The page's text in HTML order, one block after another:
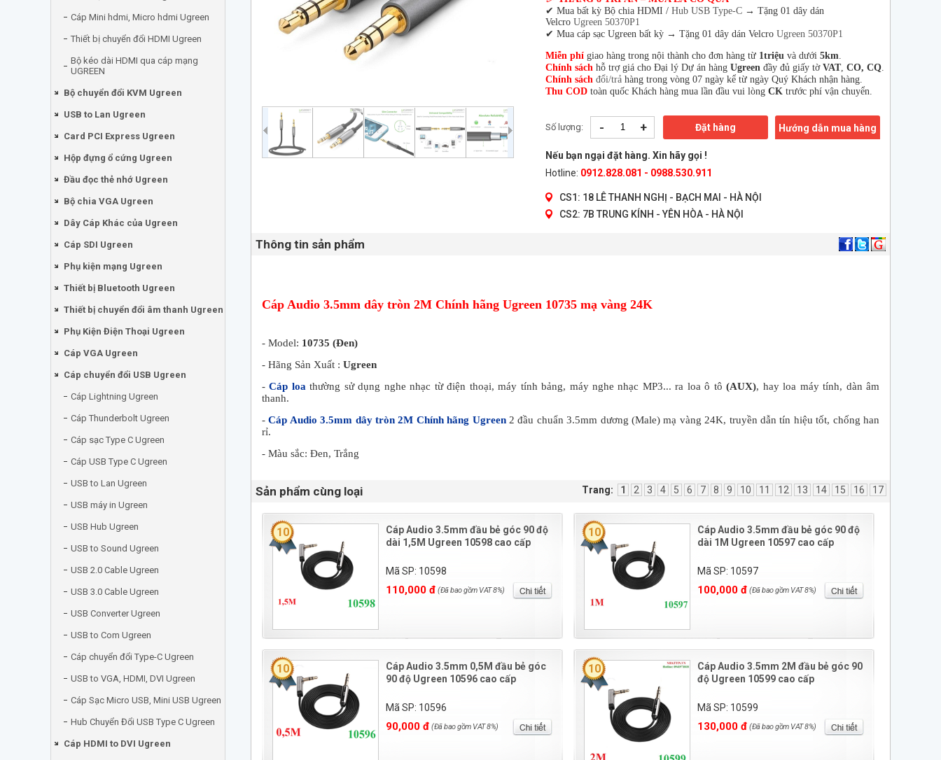
Cáp Mini hdmi, Micro hdmi Ugreen
Thiết bị chuyển đổi HDMI Ugreen
Bộ kéo dài HDMI qua cáp mạng
UGREEN
Bộ chuyển đổi KVM Ugreen
USB to Lan Ugreen
Card PCI Express Ugreen
Hộp đựng ổ cứng Ugreen
Đầu đọc thẻ nhớ Ugreen
Bộ chia VGA Ugreen
Dây Cáp Khác của Ugreen
Cáp SDI Ugreen
Phụ kiện mạng Ugreen
Thiết bị Bluetooth Ugreen
Thiết bị chuyển đổi âm thanh Ugreen
Phụ Kiện Điện Thoại Ugreen
Cáp VGA Ugreen
Cáp chuyển đổi USB Ugreen
Cáp Lightning Ugreen
Cáp Thunderbolt Ugreen
Cáp sạc Type C Ugreen
Cáp USB Type C Ugreen
USB to Lan Ugreen
USB máy in Ugreen
USB Hub Ugreen
USB to Sound Ugreen
USB 2.0 Cable Ugreen
USB 3.0 Cable Ugreen
USB Converter Ugreen
USB to Com Ugreen
Cáp chuyển đổi Type-C Ugreen
USB to VGA, HDMI, DVI Ugreen
Cáp Sạc Micro USB, Mini USB Ugreen
Hub Chuyển Đổi USB Type C Ugreen
Cáp HDMI to DVI Ugreen
✔ Mua bất kỳ Bộ chia HDMI / Hub USB Type-C → Tặng 01 dây dán
Velcro Ugreen 50370P1
✔ Mua cáp sạc Ugreen bất kỳ → Tặng 01 dây dán Velcro Ugreen 50370P1
Miễn phí giao hàng trong nội thành cho đơn hàng từ 1triệu và dưới 5km.
Chính sách hỗ trợ giá cho Đại lý Dự án hàng Ugreen đầy đủ giấy tờ VAT, CO, CQ.
Chính sách đổi/trả hàng trong vòng 07 ngày kể từ ngày Quý Khách nhận hàng.
Thu COD toàn quốc Khách hàng mua lần đầu vui lòng CK trước phí vận chuyển.
Số lượng: - + Đặt hàng Hướng dẫn mua hàng
Nếu bạn ngại đặt hàng. Xin hãy gọi !
Hotline: 0912.828.081 - 0988.530.911
CS1: 18 LÊ THANH NGHỊ - BẠCH MAI - HÀ NỘI
CS2: 7B TRUNG KÍNH - YÊN HÒA - HÀ NỘI
Thông tin sản phẩm
Cáp Audio 3.5mm dây tròn 2M Chính hãng Ugreen 10735 mạ vàng 24K
- Model: 10735 (Đen)
- Hãng Sản Xuất : Ugreen
-Cáp loa thường sử dụng nghe nhạc từ điện thoại, máy tính bảng, máy nghe nhạc MP3... ra loa ô tô(AUX), hay loa máy tính, dàn âm
thanh.
-Cáp Audio 3.5mm dây tròn 2M Chính hãng Ugreen 2 đầu chuẩn 3.5mm dương (Male) mạ vàng 24K, truyền dẫn tín hiệu tốt, chống han
rỉ.
- Màu sắc: Đen, Trắng
Trang: 1 2 3 4 5 6 7 8 9 10 11 12 13 14 15 16 17
Sản phẩm cùng loại
Cáp Audio 3.5mm đầu bẻ góc 90 độ
dài 1,5M Ugreen 10598 cao cấp
Mã SP: 10598
110,000 đ (Đã bao gồm VAT 8%)
10
Cáp Audio 3.5mm đầu bẻ góc 90 độ
dài 1M Ugreen 10597 cao cấp
Mã SP: 10597
100,000 đ (Đã bao gồm VAT 8%)
10
Cáp Audio 3.5mm 0,5M đầu bẻ góc
90 độ Ugreen 10596 cao cấp
Mã SP: 10596
90,000 đ (Đã bao gồm VAT 8%)
10
Cáp Audio 3.5mm 2M đầu bẻ góc 90
độ Ugreen 10599 cao cấp
Mã SP: 10599
130,000 đ (Đã bao gồm VAT 8%)
10